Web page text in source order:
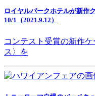
ロイヤルパークホテルが新作
10/1（2021.9.12）
コンテスト受賞の新作
ス〉を